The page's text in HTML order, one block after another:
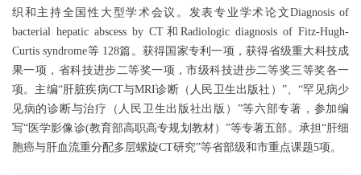
织和主持全国性大型学术会议。发表专业学术论文Diagnosis of
bacterial hepatic abscess by CT和Radiologic diagnosis of Fitz-Hugh-
Curtis syndrome等 128篇。获得国家专利一项，获得省级重大科技成
果一项，省科技进步二等奖一项，市级科技进步二等奖三等奖各一
项。主编“肝脏疾病CT与MRI诊断（人民卫生出版社）”、“罕见病少
见病的诊断与治疗（人民卫生出版社出版）”等六部专著，参加编
写“医学影像诊(教育部高职高专规划教材）”等专著五部。承担“肝细
胞癌与肝血流重分配多层螺旋CT研究”等省部级和市重点课题5项。